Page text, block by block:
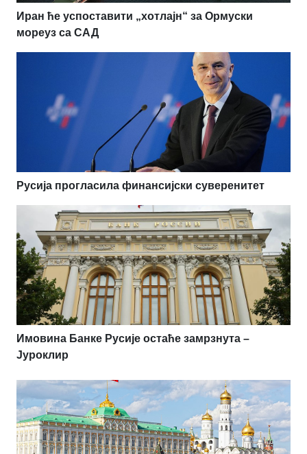
Иран ће успоставити „хотлајн“ за Ормуски
мореуз са САД
Русија прогласила финансијски суверенитет
Имовина Банке Русије остаће замрзнута –
Јуроклир